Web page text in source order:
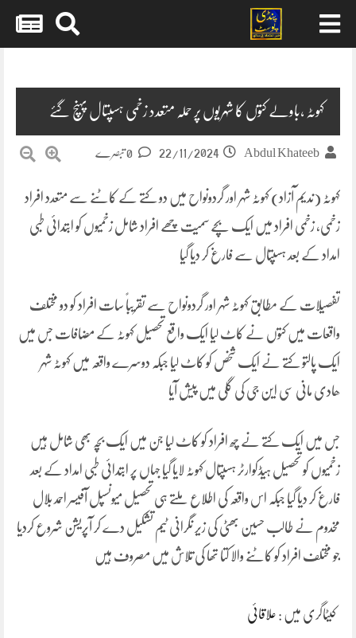
کہوٹہ ،باولے کتوں کا شہریوں پر حملہ متعدد زخمی ہسپتال پہنچ گئے
Abdul Khateeb
22/11/2024
کہوٹہ (ندیم آزاد) کہوٹہ شہر اور گردونواح میں دو کتے کے کاٹنے سے متعدد افراد
زخمی، زخمی افراد میں ایک بچے سمیت چھے افراد شامل زخمیوں کو ابتدائی طبی
امداد کے بعد ہسپتال سے فارغ کر دیا گیا
تفصیلات کے مطابق کہوٹہ شہر اور گردونواح سے تقریباً سات افراد کو دو مختلف
واقعات میں کتوں نے کاٹ لیا ایک واقع تحصیل کہوٹہ کے مضافات جس میں
ایک پالتو کتے نے ایک شخص کو کاٹ لیا جبکہ دوسرے واقعہ میں کہوٹہ شہر
ھادی مانی سی این جی کی گلی میں پیش آیا
جس میں ایک کتے نے چھ افراد کو کاٹ لیا جن میں ایک بچہ بھی شامل ہیں
زخمیوں کو تحصیل ہیڈکوارٹر ہسپتال کہوٹہ لایا گیا جہاں پر ابتدائی طبی امداد کے بعد
فارغ کر دیا گیا جبکہ اس واقعہ کی اطلاع ملتے ہی تحصیل میونسپل آفیسر احمد بلال
مخدوم نے طالب حسین بھٹی کی زیر نگرانی ٹیم تشکیل دے کر آپریشن شروع کردیا
جو مختلف افراد کو کاٹنے والا کتا تھا کی تلاش میں مصروف ہیں
کیٹاگری میں : علاقائی